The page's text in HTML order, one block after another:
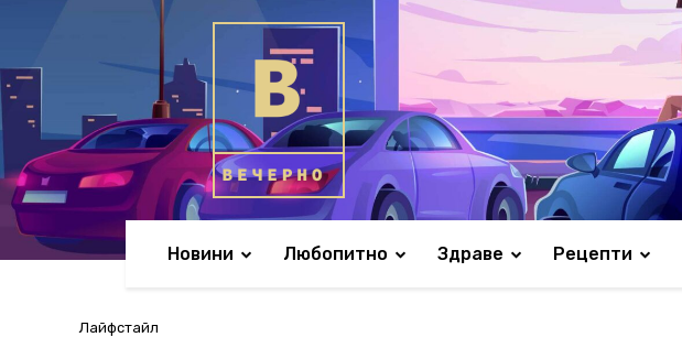
Новини Любопитно Здраве Рецепти
Лайфстайл